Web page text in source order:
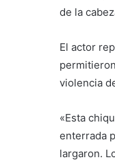
de la
El actor
violencia
«Esta
enterrada
largaron.